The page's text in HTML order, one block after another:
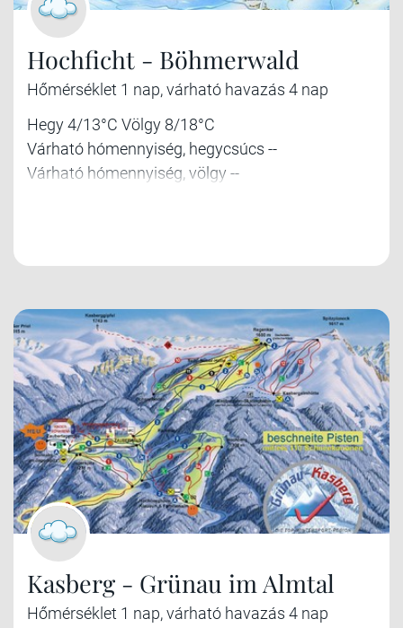
Hochficht - Böhmerwald
Hőmérséklet 1 nap, várható havazás 4 nap
Hegy 4/13°C Völgy 8/18°C
Várható hómennyiség, hegycsúcs --
Várható hómennyiség, völgy --
Kasberg - Grünau im Almtal
Hőmérséklet 1 nap, várható havazás 4 nap